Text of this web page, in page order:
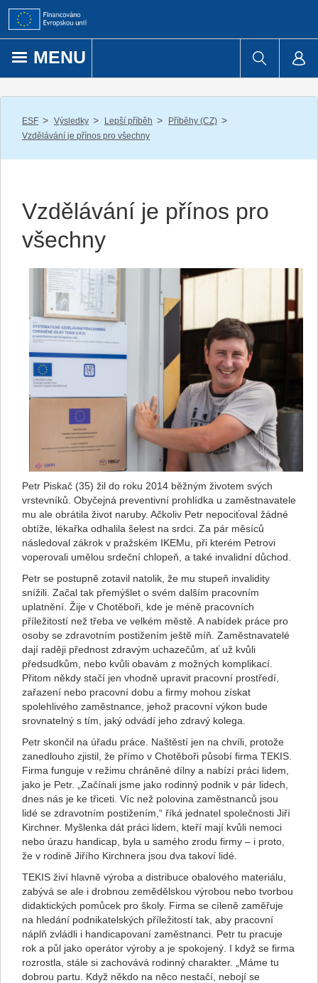
Přejít k obsahu
MENU
ESF / Výsledky / Lepší příběh / Příběhy (CZ) /
Vzdělávání je přínos pro všechny
Vzdělávání je přínos pro
všechny
Petr Piskač (35) žil do roku 2014 běžným životem svých
vrstevníků. Obyčejná preventivní prohlídka u zaměstnavatele
mu ale obrátila život naruby. Ačkoliv Petr nepociťoval žádné
obtíže, lékařka odhalila šelest na srdci. Za pár měsíců
následoval zákrok v pražském IKEMu, při kterém Petrovi
voperovali umělou srdeční chlopeň, a také invalidní důchod.
Petr se postupně zotavil natolik, že mu stupeň invalidity
snížili. Začal tak přemýšlet o svém dalším pracovním
uplatnění. Žije v Chotěboři, kde je méně pracovních
příležitostí než třeba ve velkém městě. A nabídek práce pro
osoby se zdravotním postižením ještě míň. Zaměstnavatelé
dají raději přednost zdravým uchazečům, ať už kvůli
předsudkům, nebo kvůli obavám z možných komplikací.
Přitom někdy stačí jen vhodně upravit pracovní prostředí,
zařazení nebo pracovní dobu a firmy mohou získat
spolehlivého zaměstnance, jehož pracovní výkon bude
srovnatelný s tím, jaký odvádí jeho zdravý kolega.
Petr skončil na úřadu práce. Naštěstí jen na chvíli, protože
zanedlouho zjistil, že přímo v Chotěboři působí firma TEKIS.
Firma funguje v režimu chráněné dílny a nabízí práci lidem,
jako je Petr. „Začínali jsme jako rodinný podnik v pár lidech,
dnes nás je ke třiceti. Víc než polovina zaměstnanců jsou
lidé se zdravotním postižením,“ říká jednatel společnosti Jiří
Kirchner. Myšlenka dát práci lidem, kteří mají kvůli nemoci
nebo úrazu handicap, byla u samého zrodu firmy – i proto,
že v rodině Jiřího Kirchnera jsou dva takoví lidé.
TEKIS živí hlavně výroba a distribuce obalového materiálu,
zabývá se ale i drobnou zemědělskou výrobou nebo tvorbou
didaktických pomůcek pro školy. Firma se cíleně zaměřuje
na hledání podnikatelských příležitostí tak, aby pracovní
náplň zvládli i handicapovaní zaměstnanci. Petr tu pracuje
rok a půl jako operátor výroby a je spokojený. I když se firma
rozrostla, stále si zachovává rodinný charakter. „Máme tu
dobrou partu. Když někdo na něco nestačí, nebojí se